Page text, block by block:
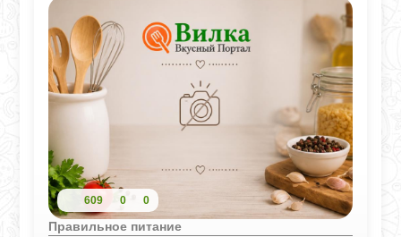
609 0 0
Правильное питание